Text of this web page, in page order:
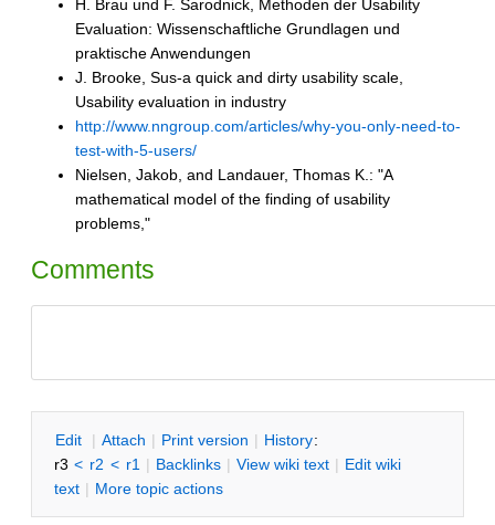
H. Brau und F. Sarodnick, Methoden der Usability
Evaluation: Wissenschaftliche Grundlagen und
praktische Anwendungen
J. Brooke, Sus-a quick and dirty usability scale,
Usability evaluation in industry
http://www.nngroup.com/articles/why-you-only-need-to-
test-with-5-users/
Nielsen, Jakob, and Landauer, Thomas K.: "A
mathematical model of the finding of usability
problems,"
Comments
Edit | Attach | Print version | History:
r3 < r2 < r1 | Backlinks | View wiki text | Edit wiki
text | More topic actions